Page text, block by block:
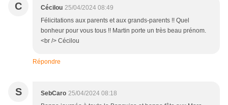
C Cécilou 25/04/2024 08:49
Félicitations aux parents et aux grands-parents !! Quel
bonheur pour vous tous !! Martin porte un très beau prénom.
<br /> Cécilou
Répondre
S SebCaro 25/04/2024 08:18